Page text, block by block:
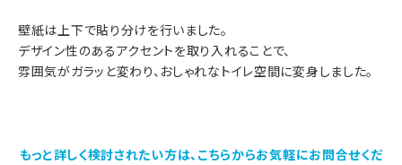
壁紙は上下で貼り分けを行いました。
デザイン性のあるアクセントを取り入れることで、
雰囲気がガラッと変わり、おしゃれなトイレ空間に変身しました。
もっと詳しく検討されたい方は、こちらからお気軽にお問合せくだ